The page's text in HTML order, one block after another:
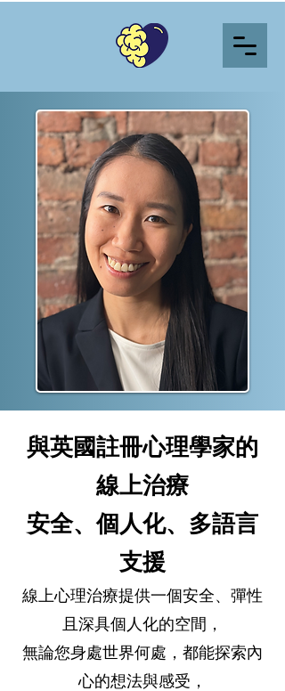
與英國註冊心理學家的
線上治療
安全、個人化、多語言
支援
線上心理治療提供一個安全、彈性
且深具個人化的空間，
無論您身處世界何處，都能探索內
心的想法與感受，